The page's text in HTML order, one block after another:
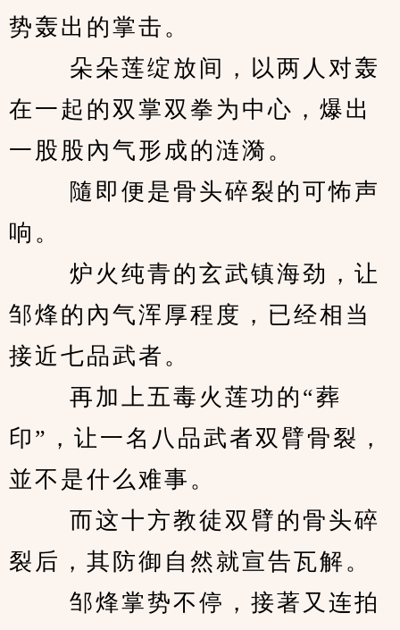
势轰出的掌击。
朵朵莲绽放间，以两人对轰
在一起的双掌双拳为中心，爆出
一股股內气形成的涟漪。
隨即便是骨头碎裂的可怖声
响。
炉火纯青的玄武镇海劲，让
邹烽的內气浑厚程度，已经相当
接近七品武者。
再加上五毒火莲功的“葬
印”，让一名八品武者双臂骨裂，
並不是什么难事。
而这十方教徒双臂的骨头碎
裂后，其防御自然就宣告瓦解。
邹烽掌势不停，接著又连拍